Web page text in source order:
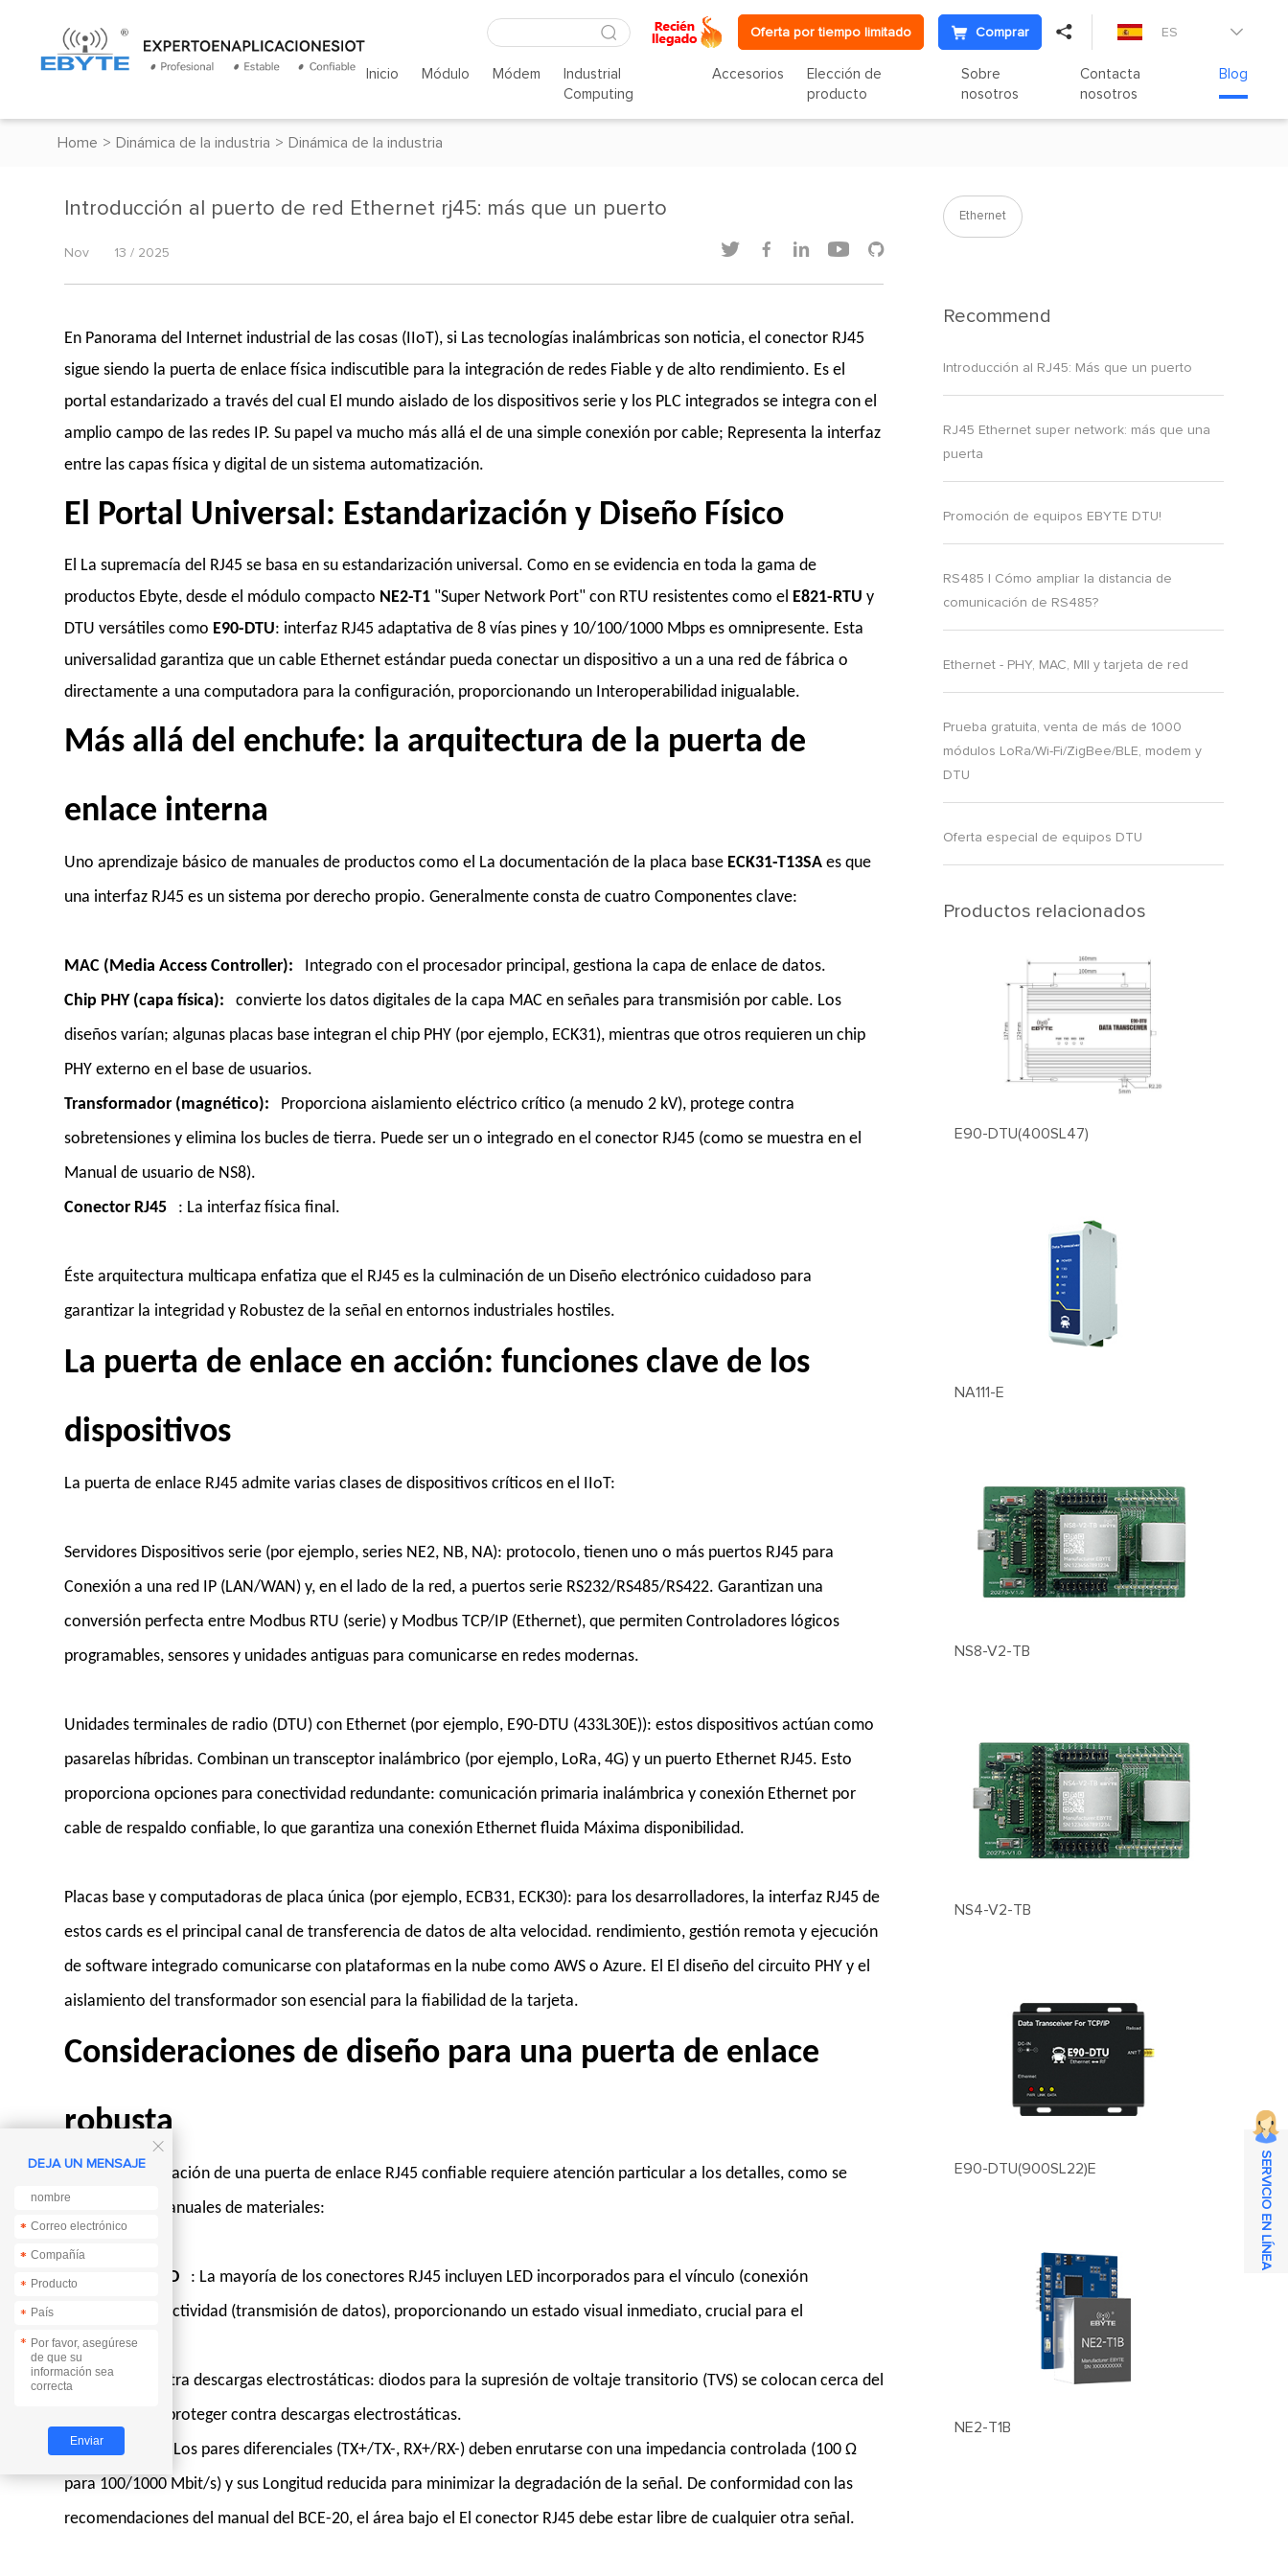
Oferta por tiempo limitado Comprar  ES 
Inicio Módulo Módem
Industrial
Computing
Accesorios
Elección de
producto
Sobre
nosotros
Contacta
nosotros
Blog
Home > Dinámica de la industria > Dinámica de la industria
Introducción al puerto de red Ethernet rj45: más que un puerto
Nov 13 / 2025     
En Panorama del Internet industrial de las cosas (IIoT), si Las tecnologías inalámbricas son noticia, el conector RJ45
sigue siendo la puerta de enlace física indiscutible para la integración de redes Fiable y de alto rendimiento. Es el
portal estandarizado a través del cual El mundo aislado de los dispositivos serie y los PLC integrados se integra con el
amplio campo de las redes IP. Su papel va mucho más allá el de una simple conexión por cable; Representa la interfaz
entre las capas física y digital de un sistema automatización.
El Portal Universal: Estandarización y Diseño Físico
El La supremacía del RJ45 se basa en su estandarización universal. Como en se evidencia en toda la gama de
productos Ebyte, desde el módulo compacto NE2-T1 "Super Network Port" con RTU resistentes como el E821-RTU y
DTU versátiles como E90-DTU: interfaz RJ45 adaptativa de 8 vías pines y 10/100/1000 Mbps es omnipresente. Esta
universalidad garantiza que un cable Ethernet estándar pueda conectar un dispositivo a un a una red de fábrica o
directamente a una computadora para la configuración, proporcionando un Interoperabilidad inigualable.
Más allá del enchufe: la arquitectura de la puerta de
enlace interna
Uno aprendizaje básico de manuales de productos como el La documentación de la placa base ECK31-T13SA es que
una interfaz RJ45 es un sistema por derecho propio. Generalmente consta de cuatro Componentes clave:
MAC (Media Access Controller):
Integrado con el procesador principal, gestiona la capa de enlace de datos.
Chip PHY (capa física):
convierte los datos digitales de la capa MAC en señales para transmisión por cable. Los
diseños varían; algunas placas base integran el chip PHY (por ejemplo, ECK31), mientras que otros requieren un chip
PHY externo en el base de usuarios.
Transformador (magnético):
Proporciona aislamiento eléctrico crítico (a menudo 2 kV), protege contra
sobretensiones y elimina los bucles de tierra. Puede ser un o integrado en el conector RJ45 (como se muestra en el
Manual de usuario de NS8).
Conector RJ45
: La interfaz física final.
Éste arquitectura multicapa enfatiza que el RJ45 es la culminación de un Diseño electrónico cuidadoso para
garantizar la integridad y Robustez de la señal en entornos industriales hostiles.
La puerta de enlace en acción: funciones clave de los
dispositivos
La puerta de enlace RJ45 admite varias clases de dispositivos críticos en el IIoT:
Servidores Dispositivos serie (por ejemplo, series NE2, NB, NA): protocolo, tienen uno o más puertos RJ45 para
Conexión a una red IP (LAN/WAN) y, en el lado de la red, a puertos serie RS232/RS485/RS422. Garantizan una
conversión perfecta entre Modbus RTU (serie) y Modbus TCP/IP (Ethernet), que permiten Controladores lógicos
programables, sensores y unidades antiguas para comunicarse en redes modernas.
Unidades terminales de radio (DTU) con Ethernet (por ejemplo, E90-DTU (433L30E)): estos dispositivos actúan como
pasarelas híbridas. Combinan un transceptor inalámbrico (por ejemplo, LoRa, 4G) y un puerto Ethernet RJ45. Esto
proporciona opciones para conectividad redundante: comunicación primaria inalámbrica y conexión Ethernet por
cable de respaldo confiable, lo que garantiza una conexión Ethernet fluida Máxima disponibilidad.
Placas base y computadoras de placa única (por ejemplo, ECB31, ECK30): para los desarrolladores, la interfaz RJ45 de
estos cards es el principal canal de transferencia de datos de alta velocidad. rendimiento, gestión remota y ejecución
de software integrado comunicarse con plataformas en la nube como AWS o Azure. El El diseño del circuito PHY y el
aislamiento del transformador son esencial para la fiabilidad de la tarjeta.
Consideraciones de diseño para una puerta de enlace
robusta
El la implementación de una puerta de enlace RJ45 confiable requiere atención particular a los detalles, como se
indica en los manuales de materiales:
Indicadores LED
: La mayoría de los conectores RJ45 incluyen LED incorporados para el vínculo (conexión
establecida) y actividad (transmisión de datos), proporcionando un estado visual inmediato, crucial para el
diagnóstico.
Protección contra descargas electrostáticas: diodos para la supresión de voltaje transitorio (TVS) se colocan cerca del
conector para proteger contra descargas electrostáticas.
Diseño (PCB):
Los pares diferenciales (TX+/TX-, RX+/RX-) deben enrutarse con una impedancia controlada (100 Ω
para 100/1000 Mbit/s) y sus Longitud reducida para minimizar la degradación de la señal. De conformidad con las
recomendaciones del manual del BCE-20, el área bajo el El conector RJ45 debe estar libre de cualquier otra señal.
Ethernet
Recommend
Introducción al RJ45: Más que un puerto
RJ45 Ethernet super network: más que una
puerta
Promoción de equipos EBYTE DTU!
RS485 | Cómo ampliar la distancia de
comunicación de RS485?
Ethernet - PHY, MAC, MII y tarjeta de red
Prueba gratuita, venta de más de 1000
módulos LoRa/Wi-Fi/ZigBee/BLE, modem y
DTU
Oferta especial de equipos DTU
Productos relacionados
E90-DTU(400SL47)
NA111-E
NS8-V2-TB
NS4-V2-TB
E90-DTU(900SL22)E
NE2-T1B

DEJA UN MENSAJE
*
*
*
*
*
*
*
SERVICIO EN LÍNEA